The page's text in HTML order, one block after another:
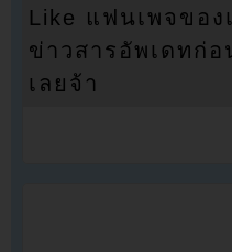
Like แฟนเพจของ
ข่าวสารอัพเดทก่
เลยจ้า